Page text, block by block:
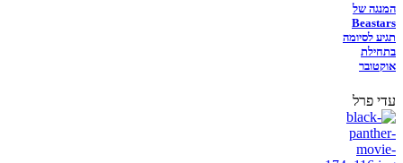
המנגה של
Beastars
תגיע לסיומה
בתחילת
אוקטובר
עדי פרל